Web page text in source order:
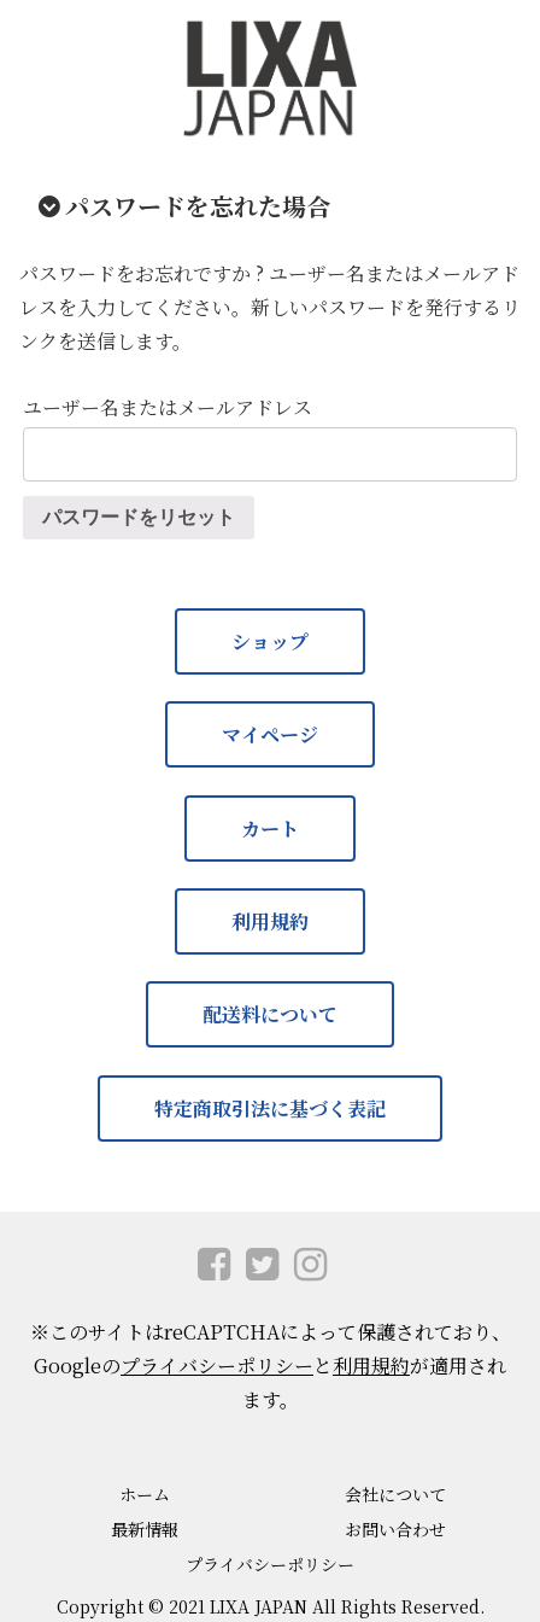
パスワードを忘れた場合
パスワードをお忘れですか ? ユーザー名またはメールアド
レスを入力してください。新しいパスワードを発行するリ
ンクを送信します。
ユーザー名またはメールアドレス
パスワードをリセット
ショップ
マイページ
カート
利用規約
配送料について
特定商取引法に基づく表記
※このサイトはreCAPTCHAによって保護されており、
Googleのプライバシーポリシーと利用規約が適用され
ます。
ホーム
会社について
最新情報
お問い合わせ
プライバシーポリシー
Copyright © 2021 LIXA JAPAN All Rights Reserved.